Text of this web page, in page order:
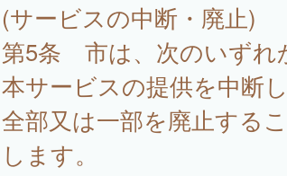
(サービスの中断・廃止)
第5条 市は、次のいずれ
本サービスの提供を中断
全部又は一部を廃止する
します。